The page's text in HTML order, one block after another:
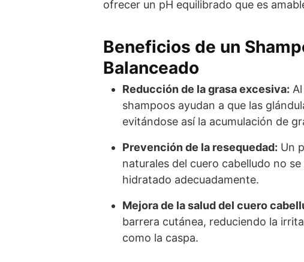
ofrecer un pH equilibrado que es
Beneficios de un
Balanceado
Reducción de la grasa excesiva:
shampoos ayudan a que las
evitándose así la acumulación de
Prevención de la resequedad: Un
naturales del cuero cabelludo no
hidratado adecuadamente.
Mejora de la salud del cuero
barrera cutánea, reduciendo la
como la caspa.